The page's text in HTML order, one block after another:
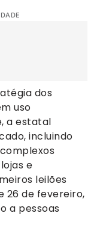
dos
uso
a estatal
incluindo
e
leilões
26 de fevereiro,
a pessoas